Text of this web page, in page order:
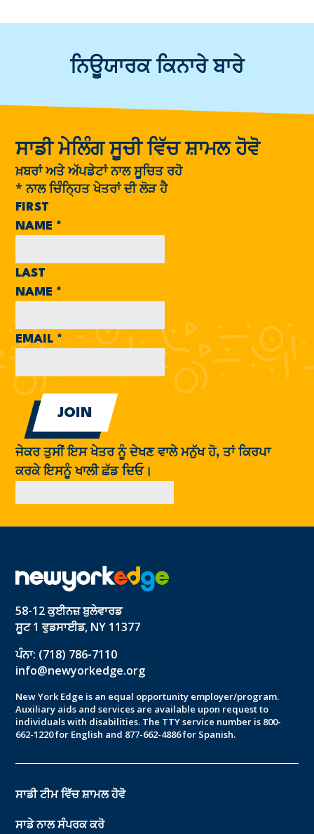
ਨਿਊਯਾਰਕ ਕਿਨਾਰੇ ਬਾਰੇ
ਸਾਡੀ ਮੇਲਿੰਗ ਸੂਚੀ ਵਿੱਚ ਸ਼ਾਮਲ ਹੋਵੋ
ਖ਼ਬਰਾਂ ਅਤੇ ਅੱਪਡੇਟਾਂ ਨਾਲ ਸੂਚਿਤ ਰਹੋ
* ਨਾਲ ਚਿੰਨ੍ਹਿਤ ਖੇਤਰਾਂ ਦੀ ਲੋੜ ਹੈ
FIRST
NAME *
LAST
NAME *
EMAIL *
ਜੇਕਰ ਤੁਸੀਂ ਇਸ ਖੇਤਰ ਨੂੰ ਦੇਖਣ ਵਾਲੇ ਮਨੁੱਖ ਹੋ, ਤਾਂ ਕਿਰਪਾ
ਕਰਕੇ ਇਸਨੂੰ ਖਾਲੀ ਛੱਡ ਦਿਓ।
58-12 ਕੁਈਨਜ਼ ਬੁਲੇਵਾਰਡ
ਸੂਟ 1 ਵੁਡਸਾਈਡ, NY 11377
ਪੰਨਾ: (718) 786-7110
info@newyorkedge.org
New York Edge is an equal opportunity employer/program.
Auxiliary aids and services are available upon request to
individuals with disabilities. The TTY service number is 800-
662-1220 for English and 877-662-4886 for Spanish.
ਸਾਡੀ ਟੀਮ ਵਿੱਚ ਸ਼ਾਮਲ ਹੋਵੋ
ਸਾਡੇ ਨਾਲ ਸੰਪਰਕ ਕਰੋ